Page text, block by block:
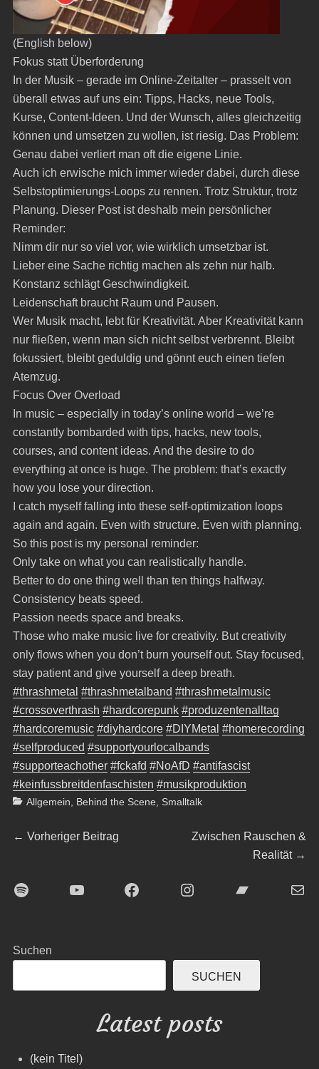
(English below)
Fokus statt Überforderung
In der Musik – gerade im Online-Zeitalter – prasselt von
überall etwas auf uns ein: Tipps, Hacks, neue Tools,
Kurse, Content-Ideen. Und der Wunsch, alles gleichzeitig
können und umsetzen zu wollen, ist riesig. Das Problem:
Genau dabei verliert man oft die eigene Linie.
Auch ich erwische mich immer wieder dabei, durch diese
Selbstoptimierungs-Loops zu rennen. Trotz Struktur, trotz
Planung. Dieser Post ist deshalb mein persönlicher
Reminder:
Nimm dir nur so viel vor, wie wirklich umsetzbar ist.
Lieber eine Sache richtig machen als zehn nur halb.
Konstanz schlägt Geschwindigkeit.
Leidenschaft braucht Raum und Pausen.
Wer Musik macht, lebt für Kreativität. Aber Kreativität kann
nur fließen, wenn man sich nicht selbst verbrennt. Bleibt
fokussiert, bleibt geduldig und gönnt euch einen tiefen
Atemzug.
Focus Over Overload
In music – especially in today’s online world – we’re
constantly bombarded with tips, hacks, new tools,
courses, and content ideas. And the desire to do
everything at once is huge. The problem: that’s exactly
how you lose your direction.
I catch myself falling into these self-optimization loops
again and again. Even with structure. Even with planning.
So this post is my personal reminder:
Only take on what you can realistically handle.
Better to do one thing well than ten things halfway.
Consistency beats speed.
Passion needs space and breaks.
Those who make music live for creativity. But creativity
only flows when you don’t burn yourself out. Stay focused,
stay patient and give yourself a deep breath.
#thrashmetal #thrashmetalband #thrashmetalmusic
#crossoverthrash #hardcorepunk #produzentenalltag
#hardcoremusic #diyhardcore #DIYMetal #homerecording
#selfproduced #supportyourlocalbands
#supporteachother #fckafd #NoAfD #antifascist
#keinfussbreitdenfaschisten #musikproduktion
Categories
Allgemein Behind the Scene Smalltalk
Beitragsnavigation
← Previous
Vorheriger Beitrag
Next
Zwischen Rauschen &
Realität →
Spotify YouTubeFacebookInstagramBandcampE-Mail
Suchen
SUCHEN
Latest posts
(kein Titel)